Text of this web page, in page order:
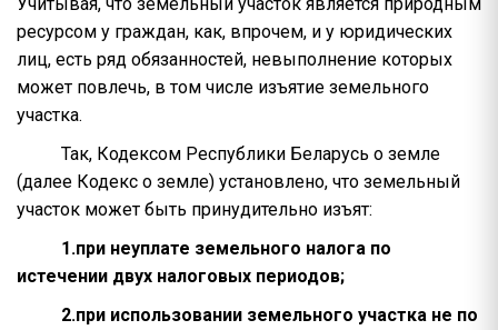
ресурсом у граждан, как, впрочем, и у юридических
лиц, есть ряд обязанностей, невыполнение которых
может повлечь, в том числе изъятие земельного
участка.
Так, Кодексом Республики Беларусь о земле
(далее Кодекс о земле) установлено, что земельный
участок может быть принудительно изъят:
1.при неуплате земельного налога по
истечении двух налоговых периодов;
2.при использовании земельного участка не по